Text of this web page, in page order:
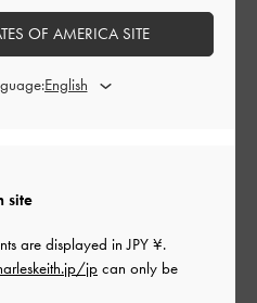
site
are displayed inJPY ¥.
jpcan only be
OF AMERICA SITE